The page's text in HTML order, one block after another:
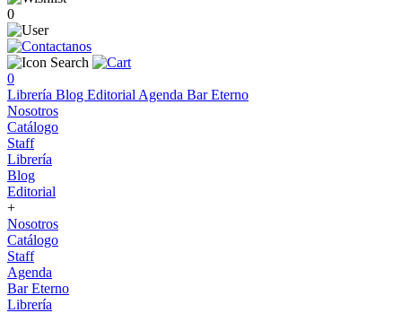
0
0
Librería Blog Editorial Agenda Bar Eterno
Nosotros
Catálogo
Staff
Librería
Blog
Editorial
+
Nosotros
Catálogo
Staff
Agenda
Bar Eterno
Librería